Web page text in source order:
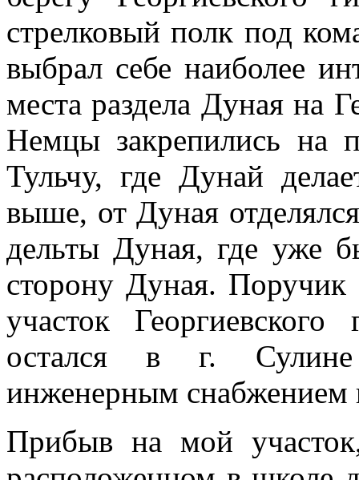
стрелковый полк под
выбрал себе наиболее
места раздела Дуная на
Немцы закрепились на
Тульчу, где Дунай
выше, от Дуная
дельты Дуная, где уже
сторону Дуная. Поручик
участок
остался в г. Сулине
инженерным снабжением
Прибыв на мой